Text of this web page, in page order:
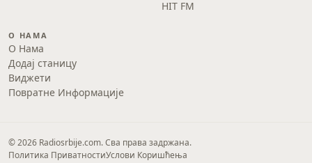
HIT FM
О НАМА
О Нама
Додај станицу
Виджети
Повратне Информације
© 2026 Radiosrbije.com. Сва права задржана.
Политика ПриватностиУслови Коришћења